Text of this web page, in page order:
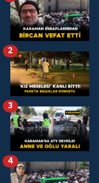
2
3
4